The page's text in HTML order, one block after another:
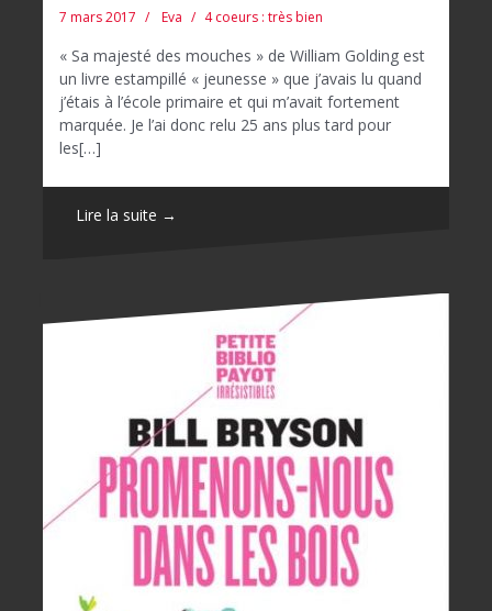
7 mars 2017 Eva 4 coeurs : très bien
« Sa majesté des mouches » de William Golding est
un livre estampillé « jeunesse » que j’avais lu quand
j’étais à l’école primaire et qui m’avait fortement
marquée. Je l’ai donc relu 25 ans plus tard pour
les[…]
Lire la suite →